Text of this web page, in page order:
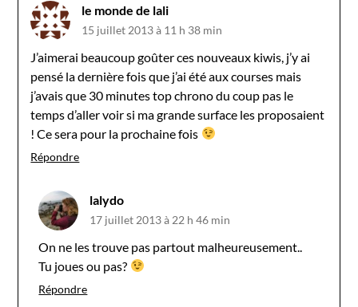
le monde de lali
15 juillet 2013 à 11 h 38 min
J’aimerai beaucoup goûter ces nouveaux kiwis, j’y ai
pensé la dernière fois que j’ai été aux courses mais
j’avais que 30 minutes top chrono du coup pas le
temps d’aller voir si ma grande surface les proposaient
! Ce sera pour la prochaine fois
Répondre
lalydo
17 juillet 2013 à 22 h 46 min
On ne les trouve pas partout malheureusement..
Tu joues ou pas?
Répondre